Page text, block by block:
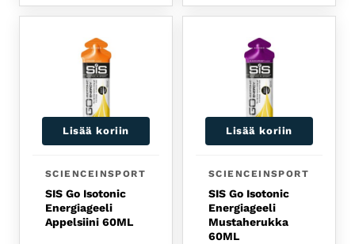
Lisää koriin
SCIENCEINSPORT
SIS Go Isotonic
Energiageeli
Appelsiini 60ML
Lisää koriin
SCIENCEINSPORT
SIS Go Isotonic
Energiageeli
Mustaherukka
60ML